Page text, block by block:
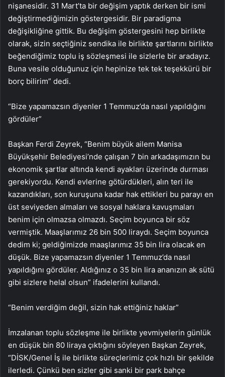
nişanesidir. 31 Mart’ta bir değişim yaptık derken bir ismi
değiştirmediğimizin göstergesidir. Bir paradigma
değişikliğine gittik. Bu değişim göstergesini hep birlikte
olarak, sizin seçtiğiniz sendika ile birlikte şartlarını birlikte
beğendiğimiz toplu iş sözleşmesi ile sizlerle bir aradayız.
Buna vesile olduğunuz için hepinize tek tek teşekkürü bir
borç bilirim” dedi.
“Bize yapamazsın diyenler 1 Temmuz’da nasıl yapıldığını
gördüler”
Başkan Ferdi Zeyrek, “Benim büyük ailem Manisa
Büyükşehir Belediyesi’nde çalışan 7 bin arkadaşımızın bu
ekonomik şartlar altında kendi ayakları üzerinde durması
gerekiyordu. Kendi evlerine götürdükleri, alın teri ile
kazandıkları, son kuruşuna kadar hak ettikleri bu parayı en
üst seviyeden almaları ve sosyal haklara kavuşmaları
benim için olmazsa olmazdı. Seçim boyunca bir söz
vermiştik. Maaşlarımız 26 bin 500 liraydı. Seçim boyunca
dedim ki; geldiğimizde maaşlarımız 35 bin lira olacak en
düşük. Bize yapamazsın diyenler 1 Temmuz’da nasıl
yapıldığını gördüler. Aldığınız o 35 bin lira ananızın ak sütü
gibi sizlere helal olsun” ifadelerini kullandı.
“Benim verdiğim değil, sizin hak ettiğiniz haklar”
İmzalanan toplu sözleşme ile birlikte yevmiyelerin günlük
en düşük bin 80 liraya çıktığını söyleyen Başkan Zeyrek,
“DİSK/Genel İş ile birlikte süreçlerimiz çok hızlı bir şekilde
ilerledi. Çünkü ben sizler gibi sanki bir park bahçe